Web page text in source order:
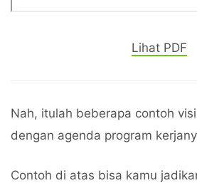
Lihat PDF
Nah, itulah beberapa contoh
dengan agenda program
Contoh di atas bisa kamu